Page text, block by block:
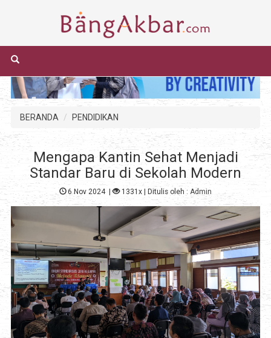
BERANDA PENDIDIKAN
Mengapa Kantin Sehat Menjadi
Standar Baru di Sekolah Modern
6 Nov 2024| 1331x | Ditulis oleh :Admin